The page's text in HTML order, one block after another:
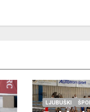
LJUBUŠKI